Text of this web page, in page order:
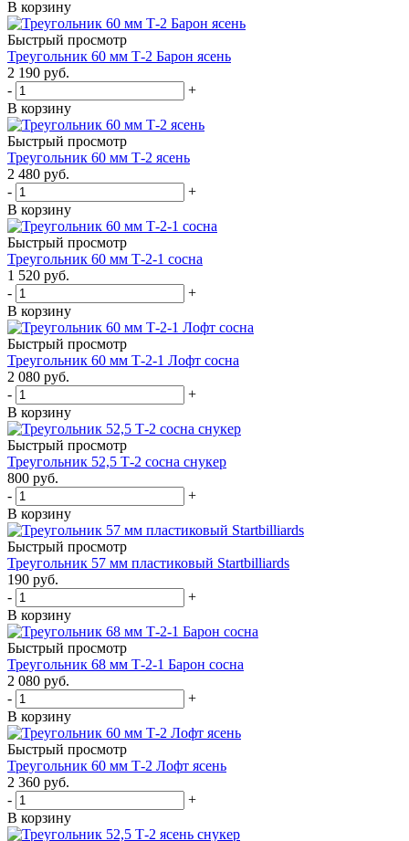
В корзину
Быстрый просмотр
Треугольник 60 мм Т-2 Барон ясень
2 190 руб.
-
+
В корзину
Быстрый просмотр
Треугольник 60 мм Т-2 ясень
2 480 руб.
-
+
В корзину
Быстрый просмотр
Треугольник 60 мм Т-2-1 сосна
1 520 руб.
-
+
В корзину
Быстрый просмотр
Треугольник 60 мм Т-2-1 Лофт сосна
2 080 руб.
-
+
В корзину
Быстрый просмотр
Треугольник 52,5 Т-2 сосна снукер
800 руб.
-
+
В корзину
Быстрый просмотр
Треугольник 57 мм пластиковый Startbilliards
190 руб.
-
+
В корзину
Быстрый просмотр
Треугольник 68 мм Т-2-1 Барон сосна
2 080 руб.
-
+
В корзину
Быстрый просмотр
Треугольник 60 мм Т-2 Лофт ясень
2 360 руб.
-
+
В корзину